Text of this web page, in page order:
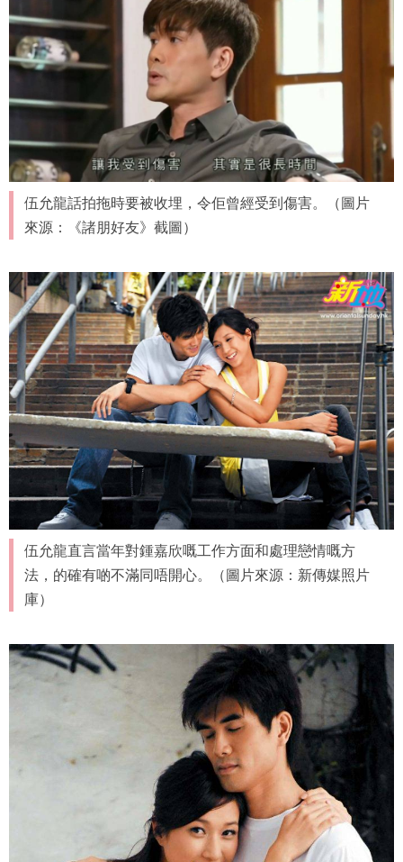
伍允龍話拍拖時要被收埋，令佢曾經受到傷害。（圖片
來源：《諸朋好友》截圖）
伍允龍直言當年對鍾嘉欣嘅工作方面和處理戀情嘅方
法，的確有啲不滿同唔開心。（圖片來源：新傳媒照片
庫）